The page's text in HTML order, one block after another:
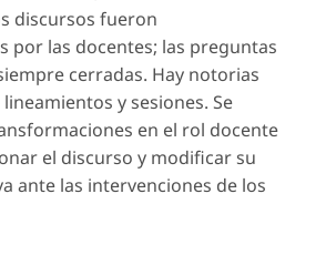
discursos fueron
por las docentes; las preguntas
cerradas. Hay notorias
y sesiones. Se
en el rol docente
el discurso y modificar su
ante las intervenciones de los